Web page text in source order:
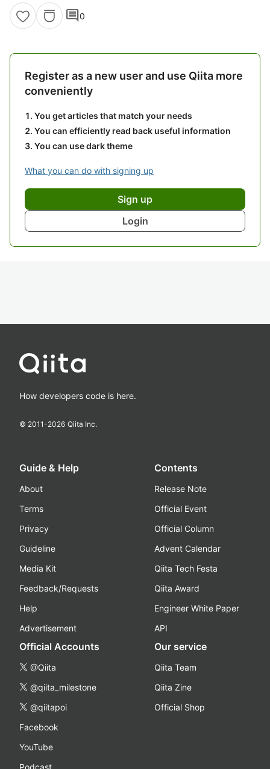
comment0
Register as a new user and use Qiita more
conveniently
You get articles that match your needs
You can efficiently read back useful information
You can use dark theme
What you can do with signing up
Sign up
Login
How developers code is here.
© 2011-2026 Qiita Inc.
Guide & Help
About
Terms
Privacy
Guideline
Media Kit
Feedback/Requests
Help
Advertisement
Contents
Release Note
Official Event
Official Column
Advent Calendar
Qiita Tech Festa
Qiita Award
Engineer White Paper
API
Official Accounts
@Qiita
@qiita_milestone
@qiitapoi
Facebook
YouTube
Podcast
Our service
Qiita Team
Qiita Zine
Official Shop